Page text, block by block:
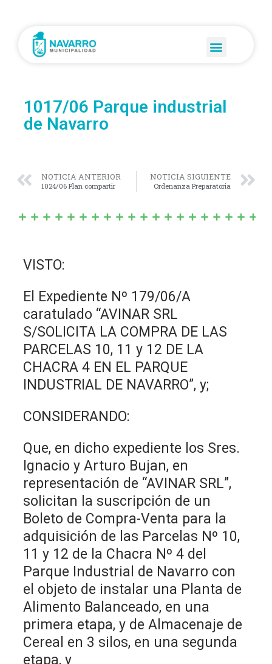
1017/06 Parque industrial
de Navarro
NOTICIA ANTERIOR
1024/06 Plan compartir
NOTICIA SIGUIENTE
Ordenanza Preparatoria
VISTO:
El Expediente Nº 179/06/A
caratulado “AVINAR SRL
S/SOLICITA LA COMPRA DE LAS
PARCELAS 10, 11 y 12 DE LA
CHACRA 4 EN EL PARQUE
INDUSTRIAL DE NAVARRO”, y;
CONSIDERANDO:
Que, en dicho expediente los Sres.
Ignacio y Arturo Bujan, en
representación de “AVINAR SRL”,
solicitan la suscripción de un
Boleto de Compra-Venta para la
adquisición de las Parcelas Nº 10,
11 y 12 de la Chacra Nº 4 del
Parque Industrial de Navarro con
el objeto de instalar una Planta de
Alimento Balanceado, en una
primera etapa, y de Almacenaje de
Cereal en 3 silos, en una segunda
etapa, y